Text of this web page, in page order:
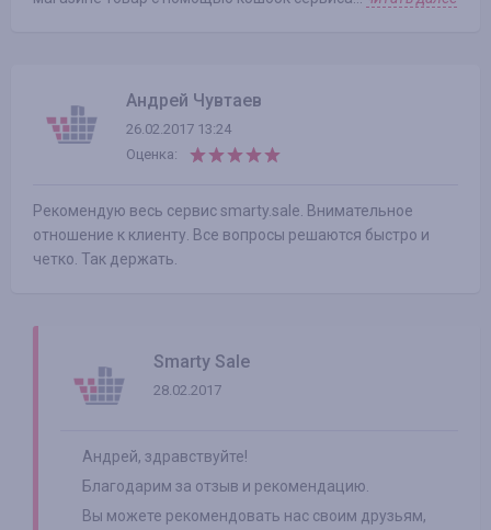
Андрей Чувтаев
26.02.2017 13:24
Оценка:
Рекомендую весь сервис smarty.sale. Внимательное
отношение к клиенту. Все вопросы решаются быстро и
четко. Так держать.
Smarty Sale
28.02.2017
Андрей, здравствуйте!
Благодарим за отзыв и рекомендацию.
Вы можете рекомендовать нас своим друзьям,